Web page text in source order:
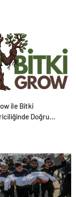
ile Bitki
Doğru